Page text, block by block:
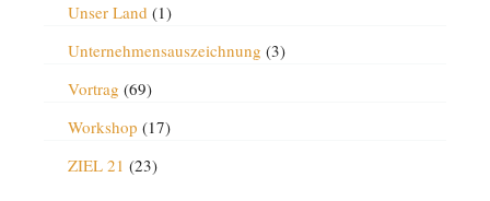
Unser Land (1)
Unternehmensauszeichnung (3)
Vortrag (69)
Workshop (17)
ZIEL 21 (23)